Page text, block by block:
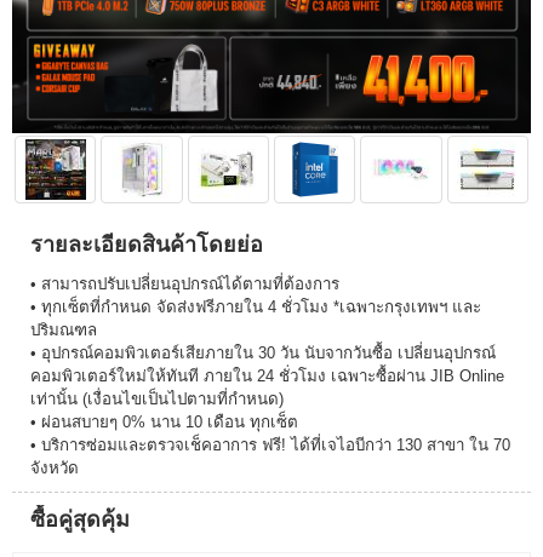
รายละเอียดสินค้าโดยย่อ
• สามารถปรับเปลี่ยนอุปกรณ์ได้ตามที่ต้องการ
• ทุกเซ็ตที่กำหนด จัดส่งฟรีภายใน 4 ชั่วโมง *เฉพาะกรุงเทพฯ และ
ปริมณฑล
• อุปกรณ์คอมพิวเตอร์เสียภายใน 30 วัน นับจากวันซื้อ เปลี่ยนอุปกรณ์
คอมพิวเตอร์ใหม่ให้ทันที ภายใน 24 ชั่วโมง เฉพาะซื้อผ่าน JIB Online
เท่านั้น (เงื่อนไขเป็นไปตามที่กำหนด)
• ผ่อนสบายๆ 0% นาน 10 เดือน ทุกเซ็ต
• บริการซ่อมและตรวจเช็คอาการ ฟรี! ได้ที่เจไอบีกว่า 130 สาขา ใน 70
จังหวัด
ซื้อคู่สุดคุ้ม